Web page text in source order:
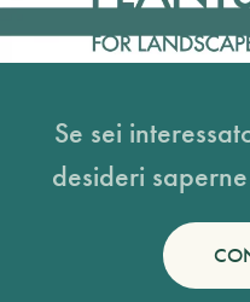
Se sei
desideri